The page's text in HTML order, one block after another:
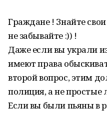
Граждане ! Знайте
не забывайте :)) !
Даже если вы украли
имеют права
второй вопрос, этим
полиция, а не
Если вы были пьяны в